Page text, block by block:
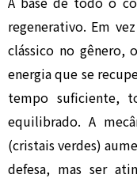
regenerativo. Em
clássico no gênero,
energia que se
tempo suficiente,
equilibrado. A
(cristais verdes)
defesa, mas ser